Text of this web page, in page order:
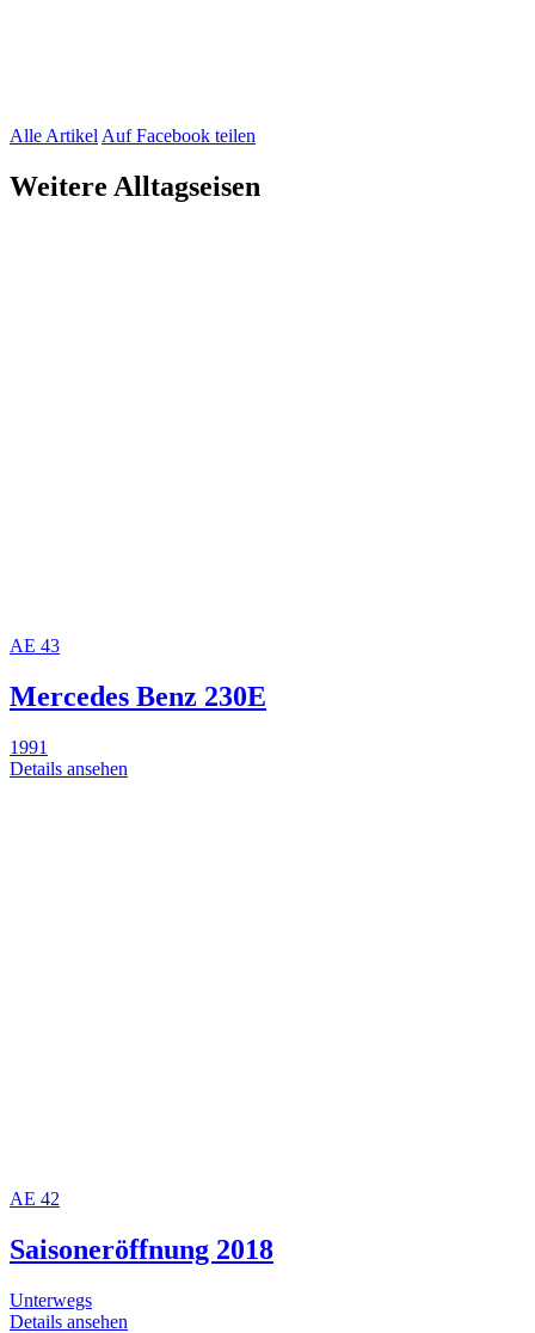
Alle ArtikelAuf Facebook teilen
Weitere Alltagseisen
AE 43
Mercedes Benz 230E
1991
Details ansehen
AE 42
Saisoneröffnung 2018
Unterwegs
Details ansehen